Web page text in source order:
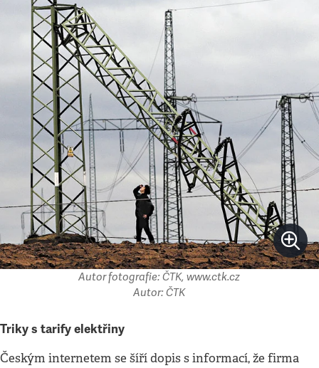
Autor fotografie: ČTK, www.ctk.cz
Autor: ČTK
Triky s tarify elektřiny
Českým internetem se šíří dopis s informací, že firma